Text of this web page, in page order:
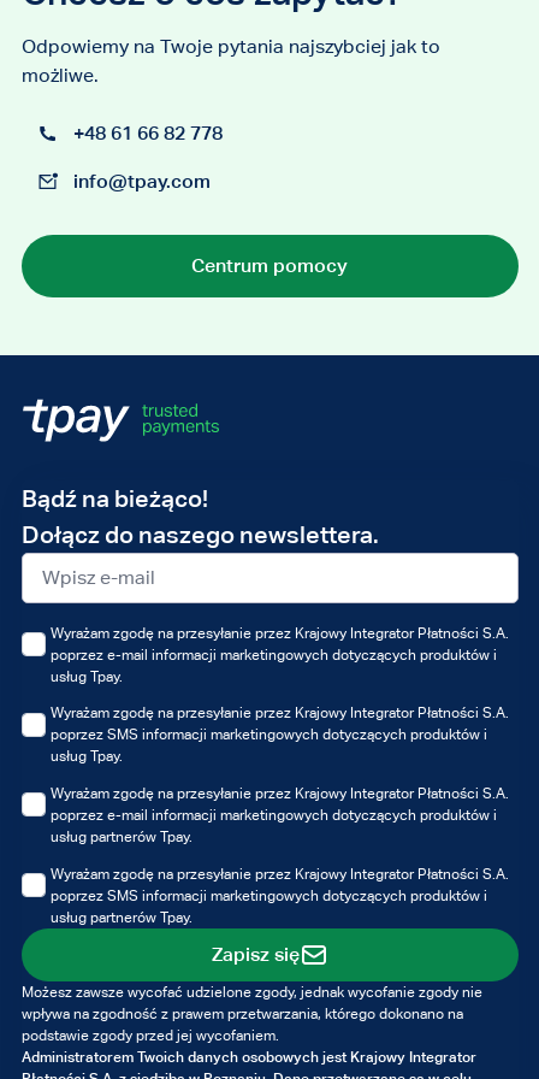
Odpowiemy na Twoje pytania najszybciej jak to
możliwe.
+48 61 66 82 778
info@tpay.com
Centrum pomocy
Bądź na bieżąco!
Dołącz do naszego newslettera.
Adres
e-
mail
Wyrażam zgodę na przesyłanie przez Krajowy Integrator Płatności S.A.
poprzez e-mail informacji marketingowych dotyczących produktów i
usług Tpay.
Wyrażam zgodę na przesyłanie przez Krajowy Integrator Płatności S.A.
poprzez SMS informacji marketingowych dotyczących produktów i
usług Tpay.
Wyrażam zgodę na przesyłanie przez Krajowy Integrator Płatności S.A.
poprzez e-mail informacji marketingowych dotyczących produktów i
usług partnerów Tpay.
Wyrażam zgodę na przesyłanie przez Krajowy Integrator Płatności S.A.
poprzez SMS informacji marketingowych dotyczących produktów i
usług partnerów Tpay.
Zapisz się
Możesz zawsze wycofać udzielone zgody, jednak wycofanie zgody nie
wpływa na zgodność z prawem przetwarzania, którego dokonano na
podstawie zgody przed jej wycofaniem.
Administratorem Twoich danych osobowych jest Krajowy Integrator